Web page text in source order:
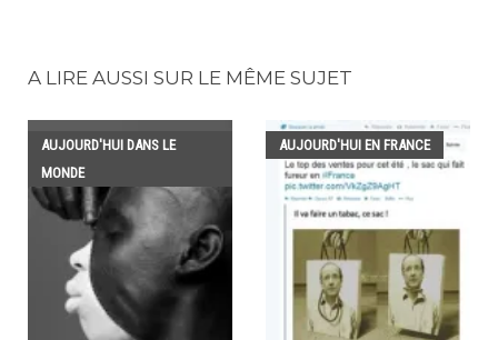
A LIRE AUSSI SUR LE MÊME SUJET
AUJOURD'HUI DANS LE
MONDE
AUJOURD'HUI EN FRANCE